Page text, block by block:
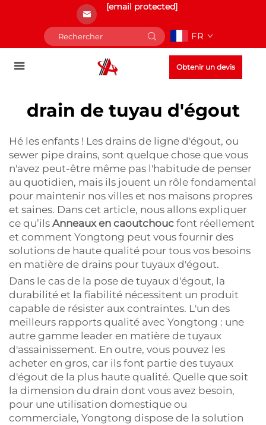
[email protected]
FR
Obtenir un devis
drain de tuyau d'égout
Hé les enfants ! Les drains de ligne d'égout, ou
sewer pipe drains, sont quelque chose que vous
n'avez peut-être même pas l'habitude de penser
au quotidien, mais ils jouent un rôle fondamental
pour maintenir nos villes et nos maisons propres
et saines. Dans cet article, nous allons expliquer
ce qu’ils Anneaux en caoutchouc font réellement
et comment Yongtong peut vous fournir des
solutions de haute qualité pour tous vos besoins
en matière de drains pour tuyaux d'égout.
Dans le cas de la pose de tuyaux d'égout, la
durabilité et la fiabilité nécessitent un produit
capable de résister aux contraintes. L'un des
meilleurs rapports qualité avec Yongtong : une
autre gamme leader en matière de tuyaux
d'assainissement. En outre, vous pouvez les
acheter en gros, car ils font partie des tuyaux
d'égout de la plus haute qualité. Quelle que soit
la dimension du drain dont vous avez besoin,
pour une utilisation domestique ou
commerciale, Yongtong dispose de la solution